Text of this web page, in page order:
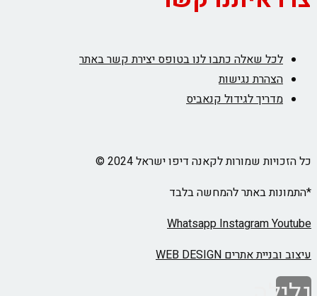
לכל שאלה כתבו לנו בטופס יצירת קשר באתר
הצהרת נגישות
מדריך לגידול קנאביס
כל הזכויות שמורות לקאנה דיפו ישראל 2024 ©
*התמונות באתר להמחשה בלבד
WhatsappInstagramYoutube
עיצוב ובניית אתרים WEB DESIGN